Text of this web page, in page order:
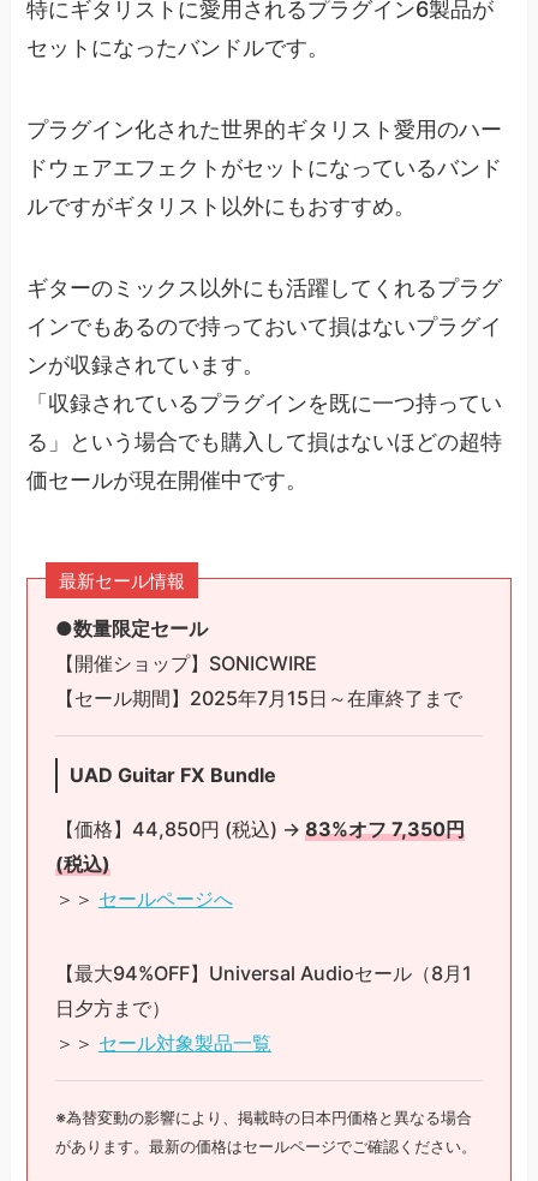
特にギタリストに愛用されるプラグイン6製品が
セットになったバンドルです。
プラグイン化された世界的ギタリスト愛用のハー
ドウェアエフェクトがセットになっているバンド
ルですがギタリスト以外にもおすすめ。
ギターのミックス以外にも活躍してくれるプラグ
インでもあるので持っておいて損はないプラグイ
ンが収録されています。
「収録されているプラグインを既に一つ持ってい
る」という場合でも購入して損はないほどの超特
価セールが現在開催中です。
最新セール情報
●数量限定セール
【開催ショップ】SONICWIRE
【セール期間】2025年7月15日～在庫終了まで
UAD Guitar FX Bundle
【価格】44,850円 (税込) → 83%オフ 7,350円
(税込)
＞＞ セールページへ
【最大94%OFF】Universal Audioセール（8月1
日夕方まで）
＞＞ セール対象製品一覧
※為替変動の影響により、掲載時の日本円価格と異なる場合
があります。最新の価格はセールページでご確認ください。